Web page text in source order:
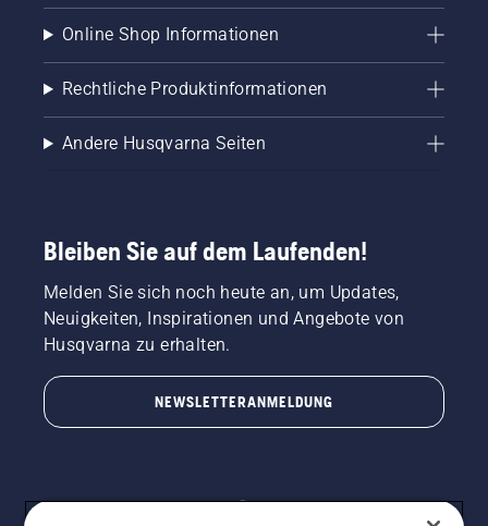
Online Shop Informationen
Rechtliche Produktinformationen
Andere Husqvarna Seiten
Bleiben Sie auf dem Laufenden!
Melden Sie sich noch heute an, um Updates,
Neuigkeiten, Inspirationen und Angebote von
Husqvarna zu erhalten.
NEWSLETTERANMELDUNG